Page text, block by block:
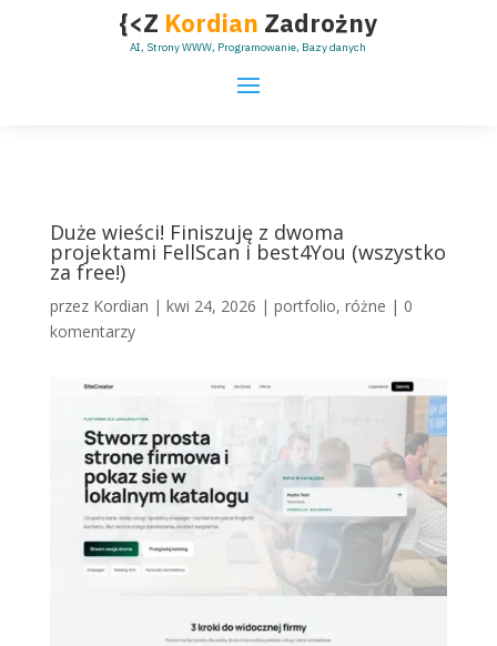
{<Z Kordian Zadrożny
AI, Strony WWW, Programowanie, Bazy danych
Duże wieści! Finiszuję z dwoma
projektami FellScan i best4You (wszystko
za free!)
przez Kordian | kwi 24, 2026 | portfolio, różne | 0
komentarzy